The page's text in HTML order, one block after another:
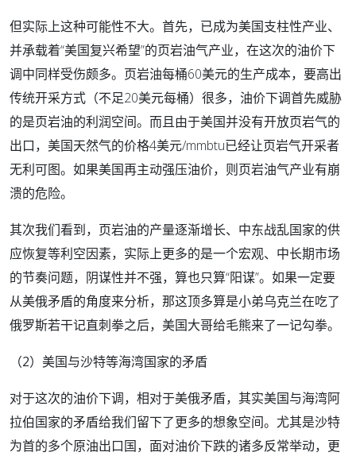
但实际上这种可能性不大。首先，已成为美国支柱性产业、
并承载着“美国复兴希望”的页岩油气产业，在这次的油价下
调中同样受伤颇多。页岩油每桶60美元的生产成本，要高出
传统开采方式（不足20美元每桶）很多，油价下调首先威胁
的是页岩油的利润空间。而且由于美国并没有开放页岩气的
出口，美国天然气的价格4美元/mmbtu已经让页岩气开采者
无利可图。如果美国再主动强压油价，则页岩油气产业有崩
溃的危险。
其次我们看到，页岩油的产量逐渐增长、中东战乱国家的供
应恢复等利空因素，实际上更多的是一个宏观、中长期市场
的节奏问题，阴谋性并不强，算也只算“阳谋”。如果一定要
从美俄矛盾的角度来分析，那这顶多算是小弟乌克兰在吃了
俄罗斯若干记直刺拳之后，美国大哥给毛熊来了一记勾拳。
（2）美国与沙特等海湾国家的矛盾
对于这次的油价下调，相对于美俄矛盾，其实美国与海湾阿
拉伯国家的矛盾给我们留下了更多的想象空间。尤其是沙特
为首的多个原油出口国，面对油价下跌的诸多反常举动，更